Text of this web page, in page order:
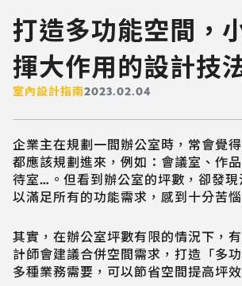
打造多功能空間，
揮大作用的設計技
室內設計指南2023.02.04
企業主在規劃一間辦公室時，常會覺
都應該規劃進來，例如：會議室、作
待室…。但看到辦公室的坪數，卻發
以滿足所有的功能需求，感到十分苦惱
其實，在辦公室坪數有限的情況下，
計師會建議合併空間需求，打造「多
多種業務需要，可以節省空間提高坪效